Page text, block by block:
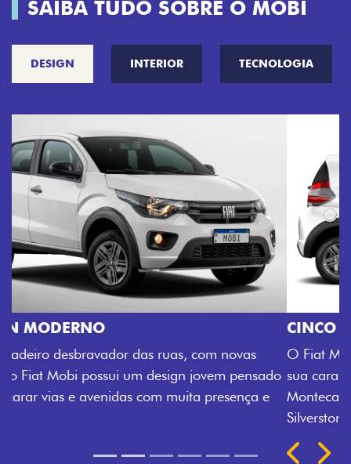
SAIBA TUDO SOBRE O MOBI
DESIGN INTERIOR TECNOLOGIA
CINCO OPÇÕES DE CORES
O Fiat Mobi tem sempre uma opção de cor que é a
sua cara. Escolha entre o Preto Vulcano, Vermelho
Montecarlo, Branco Banchisa, Prata Bari e Cinza
Rodas de liga leve